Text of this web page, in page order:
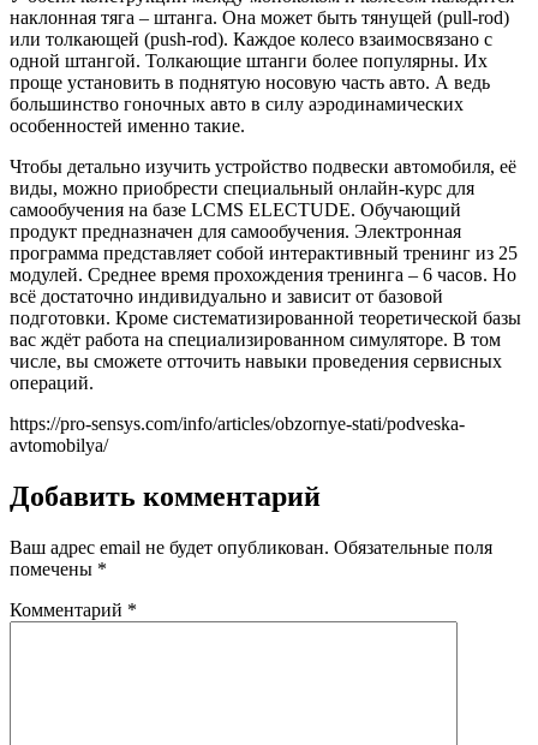
наклонная тяга – штанга. Она может быть тянущей (pull-rod)
или толкающей (push-rod). Каждое колесо взаимосвязано с
одной штангой. Толкающие штанги более популярны. Их
проще установить в поднятую носовую часть авто. А ведь
большинство гоночных авто в силу аэродинамических
особенностей именно такие.
Чтобы детально изучить устройство подвески автомобиля, её
виды, можно приобрести специальный онлайн-курс для
самообучения на базе LCMS ELECTUDE. Обучающий
продукт предназначен для самообучения. Электронная
программа представляет собой интерактивный тренинг из 25
модулей. Среднее время прохождения тренинга – 6 часов. Но
всё достаточно индивидуально и зависит от базовой
подготовки. Кроме систематизированной теоретической базы
вас ждёт работа на специализированном симуляторе. В том
числе, вы сможете отточить навыки проведения сервисных
операций.
https://pro-sensys.com/info/articles/obzornye-stati/podveska-
avtomobilya/
Добавить комментарий
Ваш адрес email не будет опубликован. Обязательные поля
помечены *
Комментарий *